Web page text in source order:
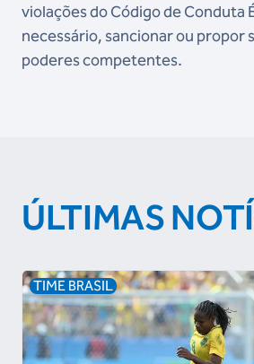
violações do Código de Conduta
necessário, sancionar ou propor
poderes competentes.
ÚLTIMAS
TIME BRASIL